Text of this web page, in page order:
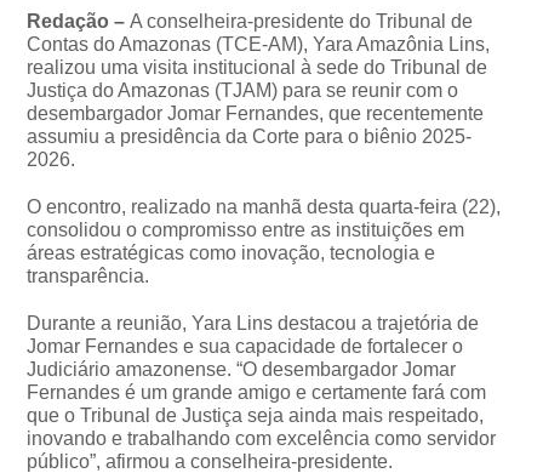
Redação –A conselheira-presidente do Tribunal de
Contas do Amazonas (TCE-AM), Yara Amazônia Lins,
realizou uma visita institucional à sede do Tribunal de
Justiça do Amazonas (TJAM) para se reunir com o
desembargador Jomar Fernandes, que recentemente
assumiu a presidência da Corte para o biênio 2025-
2026.
O encontro, realizado na manhã desta quarta-feira (22),
consolidou o compromisso entre as instituições em
áreas estratégicas como inovação, tecnologia e
transparência.
Durante a reunião, Yara Lins destacou a trajetória de
Jomar Fernandes e sua capacidade de fortalecer o
Judiciário amazonense. “O desembargador Jomar
Fernandes é um grande amigo e certamente fará com
que o Tribunal de Justiça seja ainda mais respeitado,
inovando e trabalhando com excelência como servidor
público”, afirmou a conselheira-presidente.